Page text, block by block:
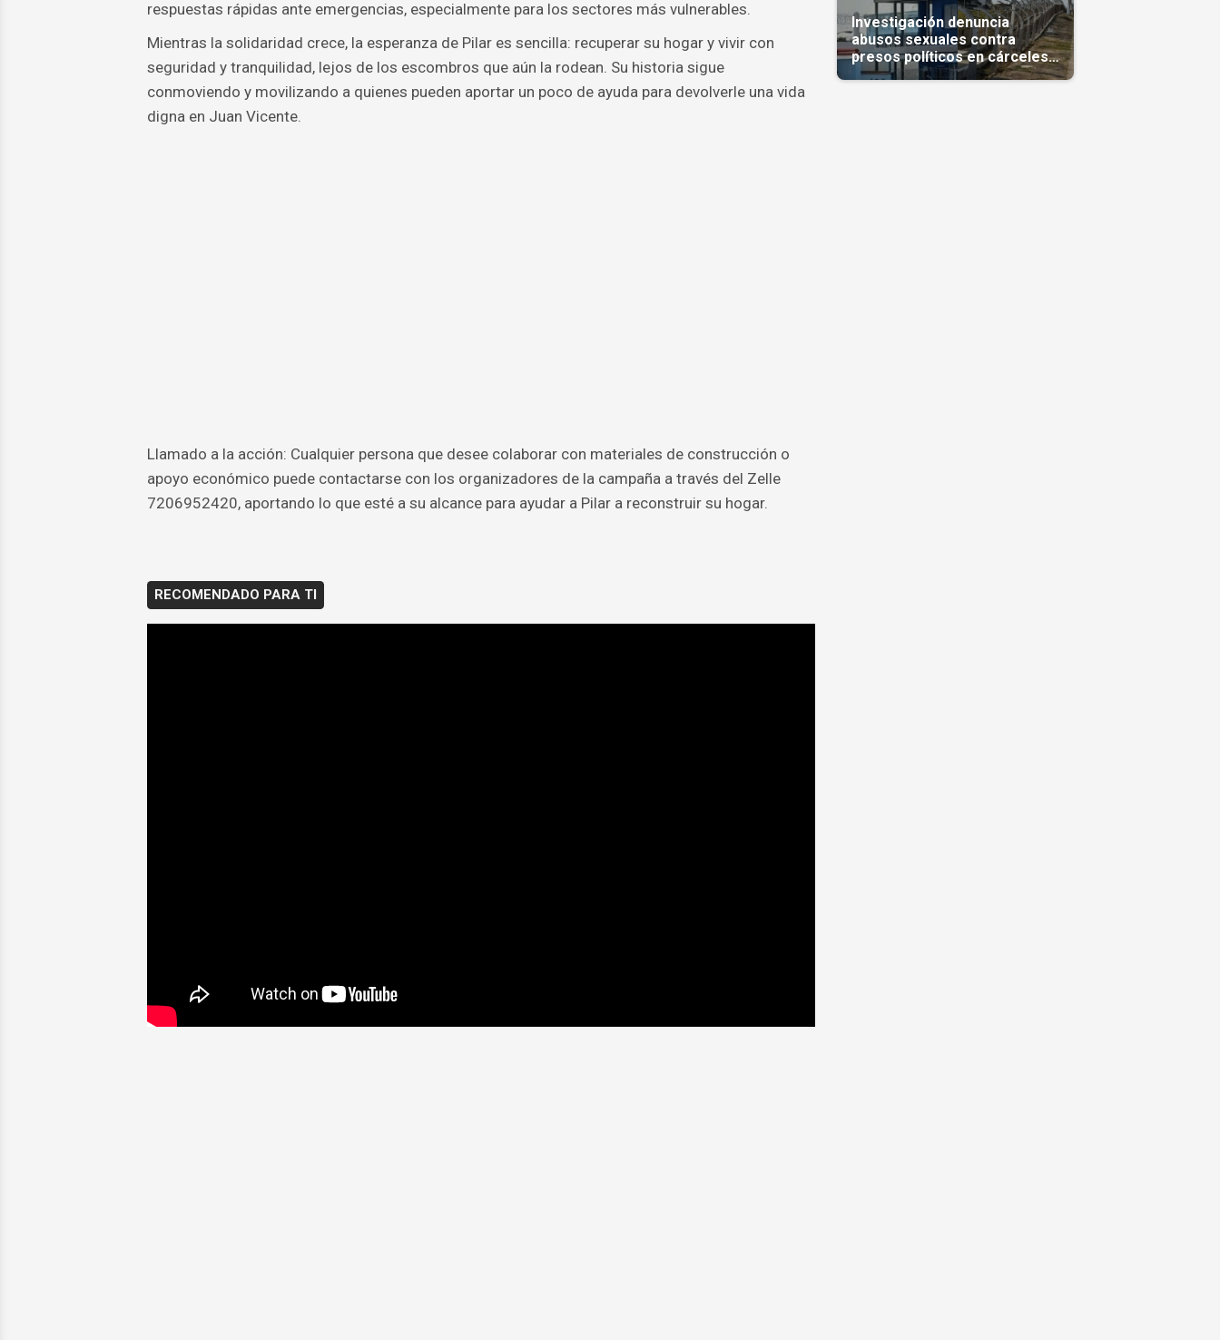
respuestas rápidas ante emergencias, especialmente para los sectores más vulnerables.
Mientras la solidaridad crece, la esperanza de Pilar es sencilla: recuperar su hogar y vivir con
seguridad y tranquilidad, lejos de los escombros que aún la rodean. Su historia sigue
conmoviendo y movilizando a quienes pueden aportar un poco de ayuda para devolverle una vida
digna en Juan Vicente.
Llamado a la acción: Cualquier persona que desee colaborar con materiales de construcción o
apoyo económico puede contactarse con los organizadores de la campaña a través del Zelle
7206952420, aportando lo que esté a su alcance para ayudar a Pilar a reconstruir su hogar.
RECOMENDADO PARA TI
Investigación denuncia
abusos sexuales contra
presos políticos en cárceles
cubanas